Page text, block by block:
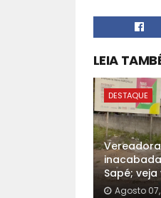
LEIA
DESTAQUE
Sapé;
Agosto